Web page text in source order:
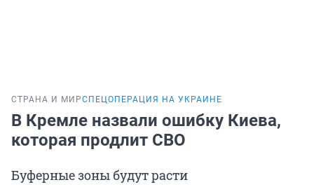
СТРАНА И МИРСПЕЦОПЕРАЦИЯ НА УКРАИНЕ
В Кремле назвали ошибку Киева,
которая продлит СВО
Буферные зоны будут расти